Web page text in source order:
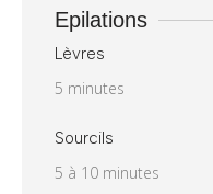
Epilations
Lèvres
5 minutes
Sourcils
5 à 10 minutes